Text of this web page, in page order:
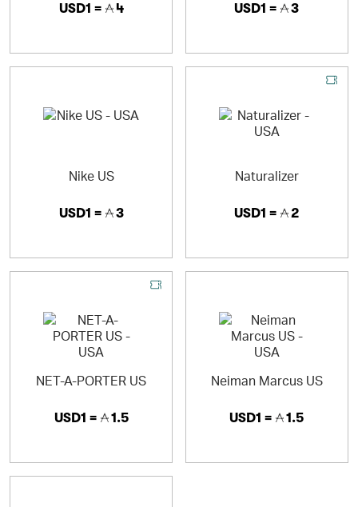
USD1 = 4 USD1 = 3
Nike US
USD1 = 3
Naturalizer
USD1 = 2
NET-A-PORTER US
USD1 = 1.5
Neiman Marcus US
USD1 = 1.5